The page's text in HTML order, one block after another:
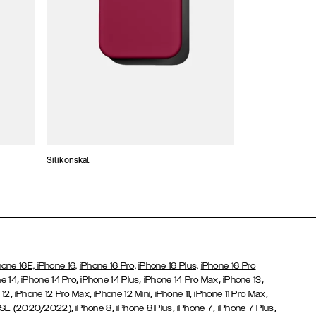
Silikonskal
16E, iPhone 16, iPhone 16 Pro, iPhone 16 Plus, iPhone 16 Pro
14,iPhone 14 Pro,iPhone 14 Plus, iPhone 14 Pro Max, iPhone 13,
, iPhone 12 Pro Max,iPhone 12 Mini, iPhone 11,iPhone 11 Pro Max,
SE (2020/2022),iPhone 8, iPhone 8 Plus, iPhone 7, iPhone 7 Plus,